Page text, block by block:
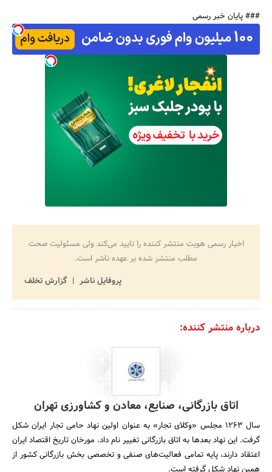
### پایان خبر رسمی
اخبار رسمی هویت منتشر کننده را تایید می‌کند ولی مسئولیت صحت
مطلب منتشر شده بر عهده ناشر است.
پروفایل ناشر
گزارش تخلف
درباره منتشر کننده:
اتاق بازرگانی، صنایع، معادن و کشاورزی تهران
سال 1263 مجلس «وکلای تجار» به عنوان اولین نهاد حامی تجار ایران شکل
گرفت. این نهاد بعدها به اتاق بازرگانی تغییر نام داد. مورخان تاریخ اقتصاد ایران
اعتقاد دارند، پایه تمامی فعالیت‌های صنفی و تخصصی بخش بازرگانی کشور از